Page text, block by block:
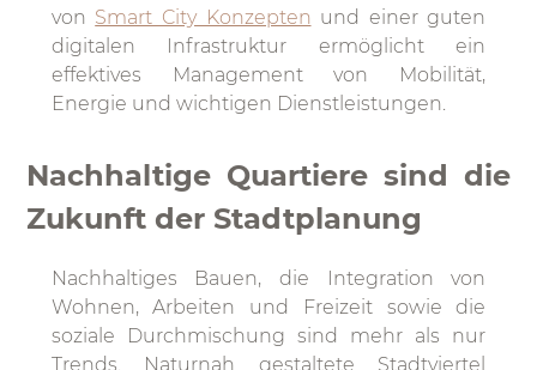
von Smart City Konzepten und einer guten
digitalen Infrastruktur ermöglicht ein
effektives Management von Mobilität,
Energie und wichtigen Dienstleistungen.
Nachhaltige Quartiere sind die
Zukunft der Stadtplanung
Nachhaltiges Bauen, die Integration von
Wohnen, Arbeiten und Freizeit sowie die
soziale Durchmischung sind mehr als nur
Trends. Naturnah gestaltete Stadtviertel